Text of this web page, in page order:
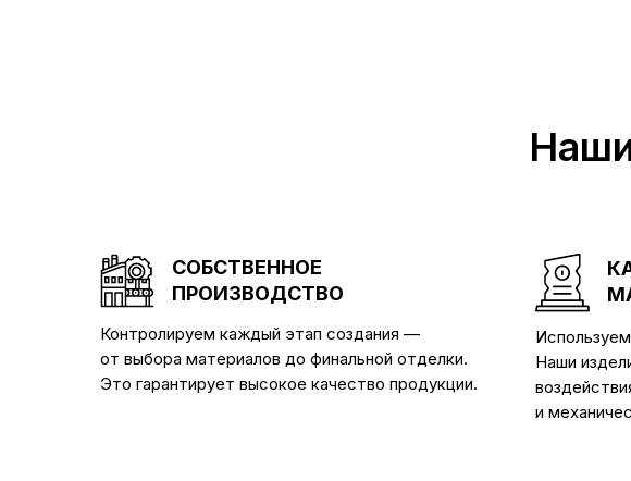
СОБСТВЕННОЕ
ПРОИЗВОДСТВО
Контролируем каждый этап создания —
от выбора материалов до финальной отделки.
Это гарантирует высокое качество продукции.
Наши
и